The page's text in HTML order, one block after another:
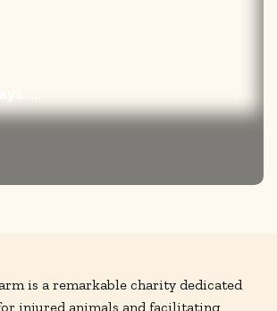
is a remarkable charity dedicated
injured animals and facilitating